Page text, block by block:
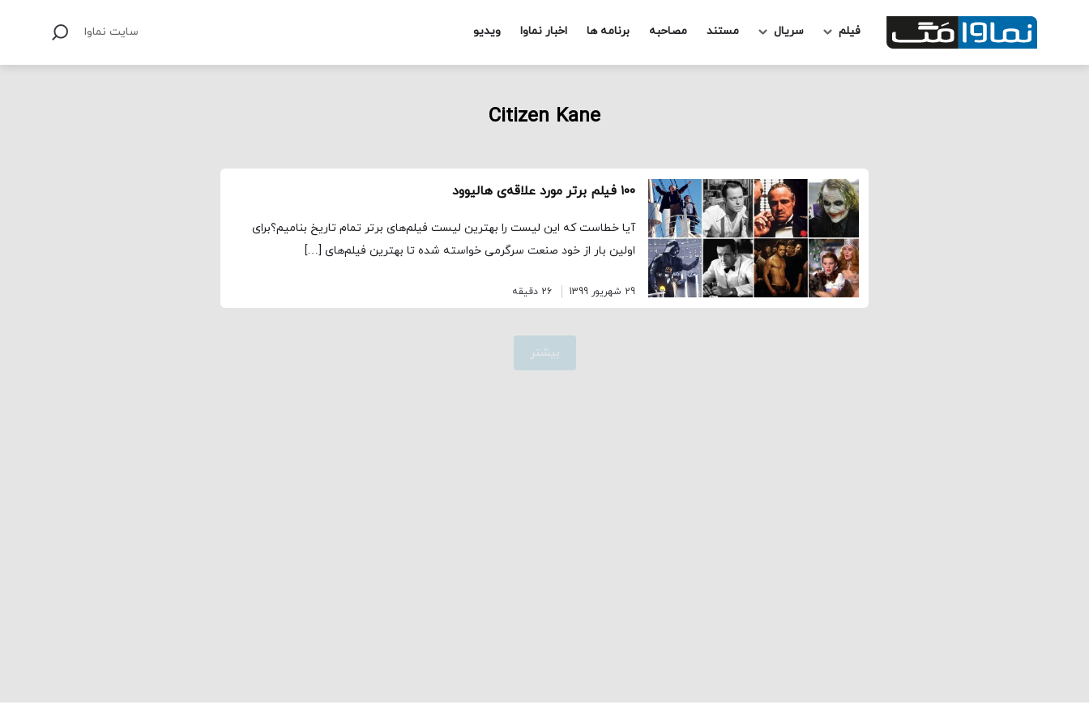
فیلم سریال مستند مصاحبه برنامه ها اخبار نماوا ویدیو سایت نماوا
Citizen Kane
۱۰۰ فیلم برتر مورد علاقه‌ی هالیوود
آیا خطاست که این لیست را بهترین لیست فیلم‌های برتر تمام تاریخ بنامیم؟برای
اولین بار از خود صنعت سرگرمی خواسته شده تا بهترین فیلم‌های […]
29 شهریور 1399 26 دقیقه
بیشتر